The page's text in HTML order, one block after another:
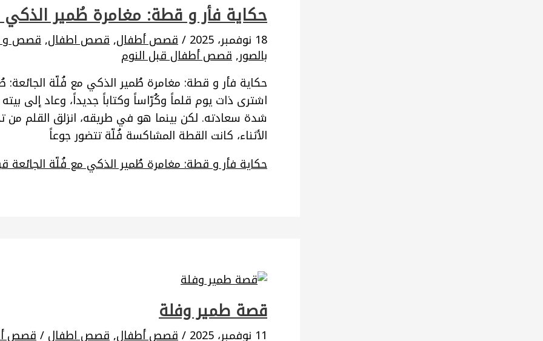
حكاية فأر و قطة: مغامرة طُمير الذكي
18 نوفمبر، 2025 /قصص أطفال,قصص اطفال,قصص و
بالصور,قصص أطفال قبل النوم
حكاية فأر و قطة: مغامرة طُمير الذكي مع فُلّة الجائعة:
اشترى ذات يوم قلماً وكُرّاساً وكتاباً جديداً، وعاد إلى
شدة سعادته. لكن بينما هو في طريقه، انزلق القلم
الأثناء، كانت القطة المشاكسة فُلّة تتضور جوعاً
حكاية فأر و قطة: مغامرة طُمير الذكي مع فُلّة الجائعة
قصة طمير وفلة
11 نوفمبر، 2025 /قصص أطفال,قصص اطفال /قصص